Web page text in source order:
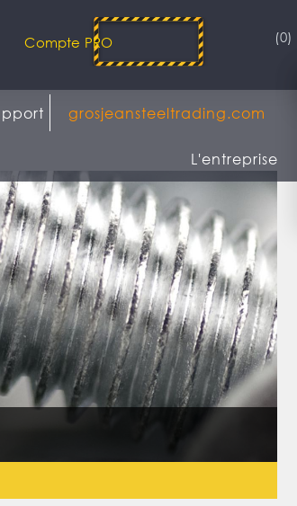
Compte PRO (0)
grosjeansteeltrading.com
L'entreprise